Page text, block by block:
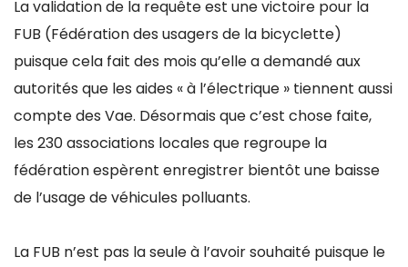
La validation de la requête est une victoire pour la
FUB (Fédération des usagers de la bicyclette)
puisque cela fait des mois qu’elle a demandé aux
autorités que les aides « à l’électrique » tiennent aussi
compte des Vae. Désormais que c’est chose faite,
les 230 associations locales que regroupe la
fédération espèrent enregistrer bientôt une baisse
de l’usage de véhicules polluants.
La FUB n’est pas la seule à l’avoir souhaité puisque le